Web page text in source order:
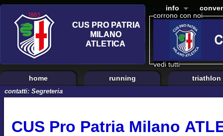
corrono con noi
vedi tutti
info
home running triathlon
contatti: Segreteria
CUS Pro Patria Milano